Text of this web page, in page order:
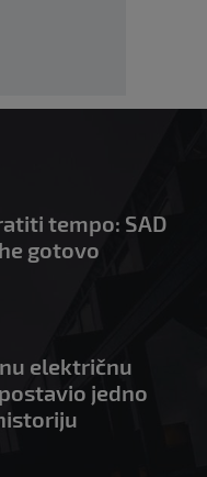
tempo: SAD
gotovo
električnu
jedno